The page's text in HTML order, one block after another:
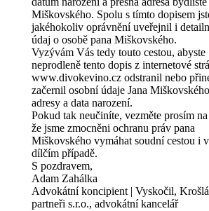
Miškovského. Spolu s tímto dopisem
jakéhokoliv oprávnění uveřejnil i
údaj o osobě pana Miškovského.
Vyzývám Vás tedy touto cestou, abyste
neprodleně tento dopis z internetové
www.divokevino.cz odstranil nebo
začernil osobní údaje Jana
adresy a data narození.
Pokud tak neučiníte, vezměte prosím
že jsme zmocněni ochranu práv pana
Miškovského vymáhat soudní cestou i
dílčím případě.
S pozdravem,
Adam Zahálka
Advokátní koncipient | Vyskočil,
partneři s.r.o., advokátní kancelář